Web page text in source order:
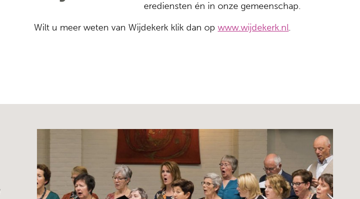
erediensten én in onze gemeenschap.
Wilt u meer weten van Wijdekerk klik dan opwww.wijdekerk.nl.